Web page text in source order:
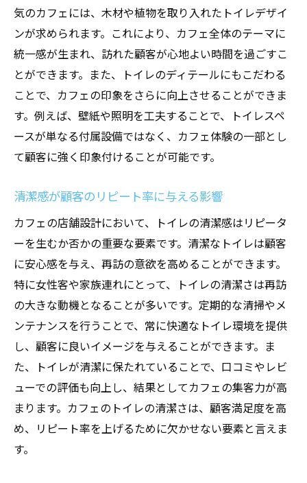
気のカフェには、木材や植物を取り入れたトイレデザイ
ンが求められます。これにより、カフェ全体のテーマに
統一感が生まれ、訪れた顧客が心地よい時間を過ごすこ
とができます。また、トイレのディテールにもこだわる
ことで、カフェの印象をさらに向上させることができま
す。例えば、壁紙や照明を工夫することで、トイレスペ
ースが単なる付属設備ではなく、カフェ体験の一部とし
て顧客に強く印象付けることが可能です。
清潔感が顧客のリピート率に与える影響
カフェの店舗設計において、トイレの清潔感はリピータ
ーを生むか否かの重要な要素です。清潔なトイレは顧客
に安心感を与え、再訪の意欲を高めることができます。
特に女性客や家族連れにとって、トイレの清潔さは再訪
の大きな動機となることが多いです。定期的な清掃やメ
ンテナンスを行うことで、常に快適なトイレ環境を提供
し、顧客に良いイメージを与えることができます。ま
た、トイレが清潔に保たれていることで、口コミやレビ
ューでの評価も向上し、結果としてカフェの集客力が高
まります。カフェのトイレの清潔さは、顧客満足度を高
め、リピート率を上げるために欠かせない要素と言えま
す。